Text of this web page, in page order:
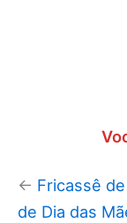
← Fricassê
de Dia das